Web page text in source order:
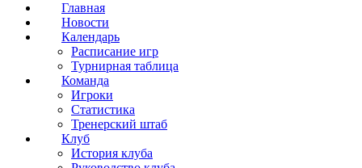
Главная
Новости
Календарь
Расписание игр
Турнирная таблица
Команда
Игроки
Статистика
Тренерский штаб
Клуб
История клуба